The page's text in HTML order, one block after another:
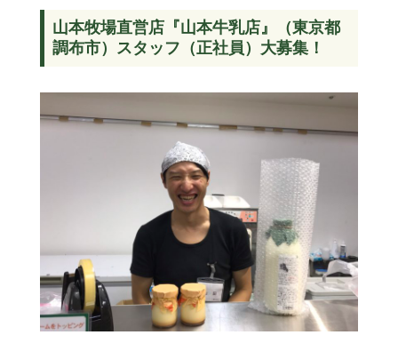
山本牧場直営店『山本牛乳店』（東京都
調布市）スタッフ（正社員）大募集！